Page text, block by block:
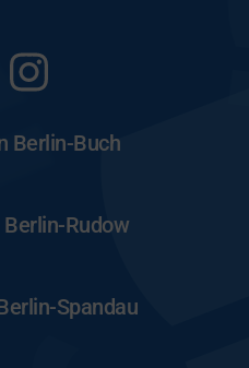
Berlin-Buch
Rudow
Spandau